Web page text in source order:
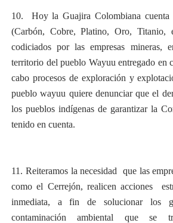
10. Hoy la Guajira Colombiana cuenta
(Carbón, Cobre, Platino, Oro, Titanio,
codiciados por las empresas mineras,
territorio del pueblo Wayuu entregado en
cabo procesos de exploración y
pueblo wayuu quiere denunciar que el
los pueblos indígenas de garantizar la
tenido en cuenta.
11. Reiteramos la necesidad que las
como el Cerrejón, realicen acciones
inmediata, a fin de solucionar los
contaminación ambiental que se